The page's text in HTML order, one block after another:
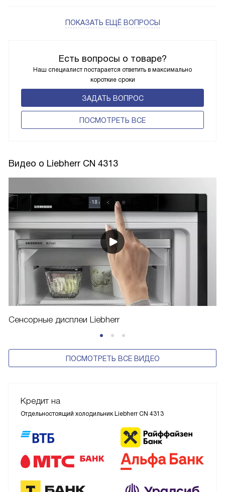
Есть вопросы о товаре?
Наш специалист постарается ответить в максимально
короткие сроки
ЗАДАТЬ ВОПРОС
ПОCМОТРЕТЬ ВСЕ
ПОКАЗАТЬ ЕЩЁ ВОПРОСЫ
Видео о Liebherr CN 4313
Сенсорные дисплеи Liebherr
ПОСМОТРЕТЬ ВСЕ ВИДЕО
Кредит на
Отдельностоящий холодильник Liebherr CN 4313